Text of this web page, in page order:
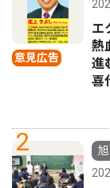
意見広告
エ
熱
進
喜
2